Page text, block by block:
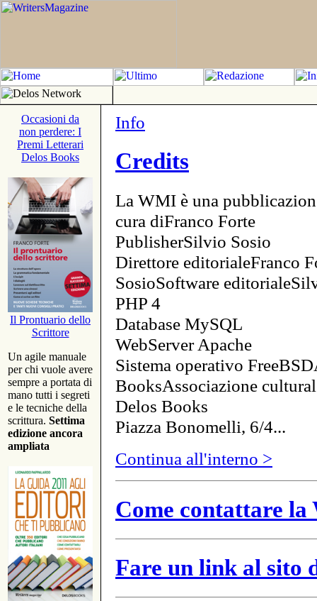
Occasioni da
non perdere: I
Premi Letterari
Delos Books
Il Prontuario dello
Scrittore
Un agile manuale
per chi vuole avere
sempre a portata di
mano tutti i segreti
e le tecniche della
scrittura. Settima
edizione ancora
ampliata
Info
Credits
La WMI è una
cura diFranco Forte
PublisherSilvio Sosio
Direttore editorialeFranco
SosioSoftware
PHP 4
Database MySQL
WebServer Apache
Sistema operativo
BooksAssociazione
Delos Books
Piazza Bonomelli, 6/4...
Continua all'interno >
Come contattare
Fare un link al sito